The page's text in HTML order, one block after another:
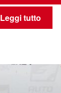
Leggi tutto